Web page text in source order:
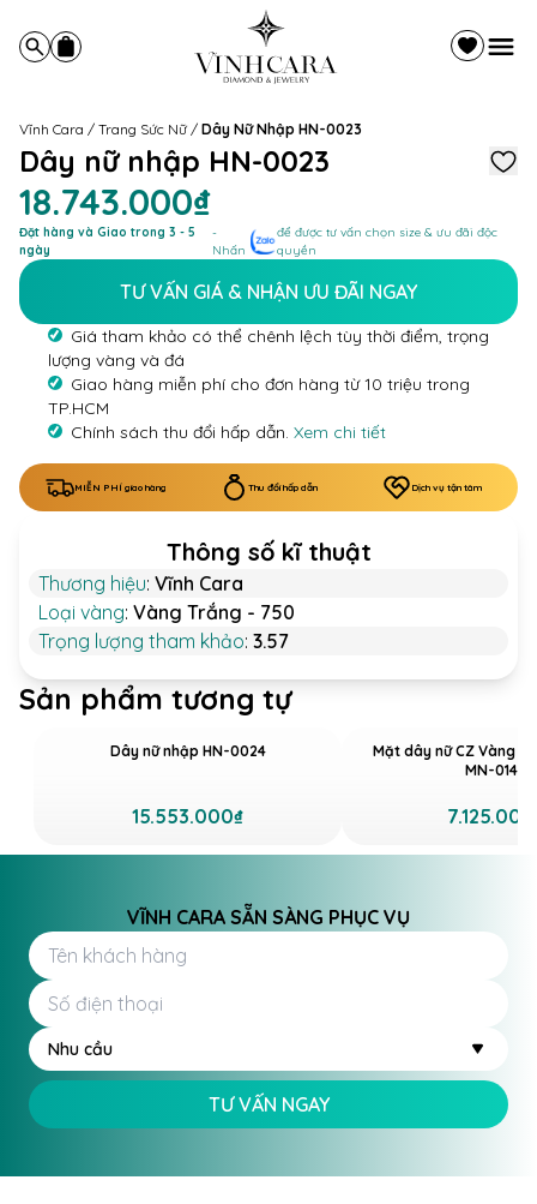
Vĩnh Cara / Trang Sức Nữ / Dây Nữ Nhập HN-0023
Dây nữ nhập HN-0023
18.743.000₫
Đặt hàng và Giao trong 3 - 5
ngày
-
Nhấn
để được tư vấn chọn size & ưu đãi độc
quyền
TƯ VẤN GIÁ & NHẬN ƯU ĐÃI NGAY
Giá tham khảo có thể chênh lệch tùy thời điểm, trọng
lượng vàng và đá
Giao hàng miễn phí cho đơn hàng từ 10 triệu trong
TP.HCM
Chính sách thu đổi hấp dẫn. Xem chi tiết
MIỄN PHÍ giao hàng Thu đổi hấp dẫn Dịch vụ tận tâm
Thông số kĩ thuật
Thương hiệu: Vĩnh Cara
Loại vàng: Vàng Trắng - 750
Trọng lượng tham khảo: 3.57
Sản phẩm tương tự
Dây nữ nhập HN-0024
15.553.000₫
Mặt dây nữ CZ Vàng
MN-0147
VĨNH CARA SẴN SÀNG PHỤC VỤ
Nhu cầu
TƯ VẤN NGAY